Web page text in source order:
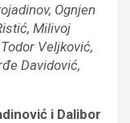
Ognjen
Milivoj
Veljković,
Davidović,
i Dalibor